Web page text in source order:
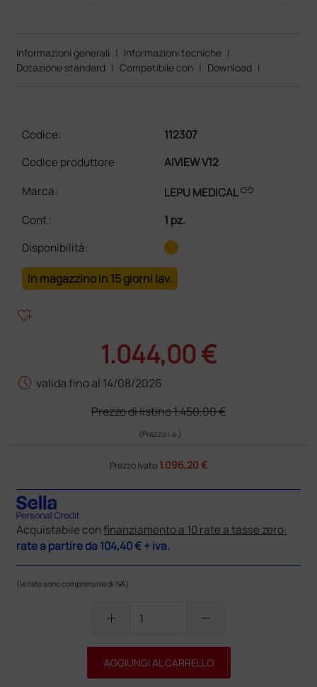
Informazioni generali | Informazioni tecniche |
Dotazione standard | Compatibile con | Download |
Codice:
112307
Codice produttore
AIVIEW V12
Marca:
LEPU MEDICALlink
Conf.:
1 pz.
Disponibilità:
In magazzino in 15 giorni lav.
heart_plus
1.044,00 €
schedule valida fino al 14/08/2026
Prezzo di listino1.450,00 €
(Prezzo i.e.)
Prezzo ivato 1.096,20 €
Acquistabile con finanziamento a 10 rate a tasse zero:
rate a partire da104,40 €+ iva.
(le rate sono comprensive di IVA)
add remove
AGGIUNGI AL CARRELLO